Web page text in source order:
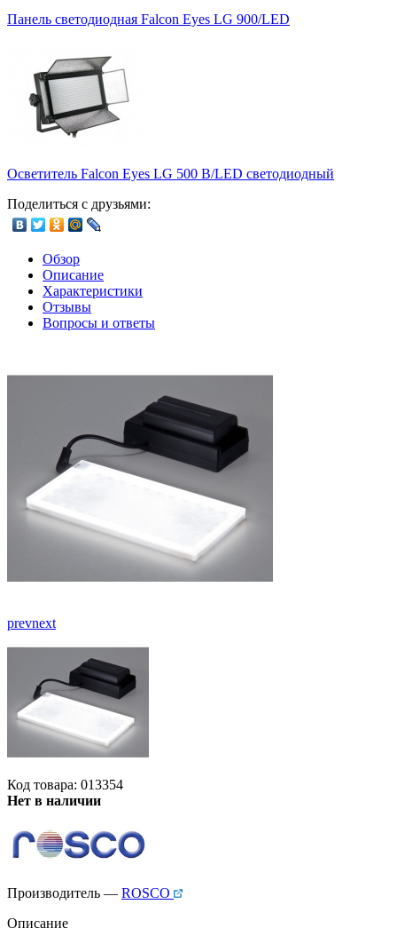
Панель светодиодная Falcon Eyes LG 900/LED
Осветитель Falcon Eyes LG 500 B/LED светодиодный
Поделиться с друзьями:
Обзор
Описание
Характеристики
Отзывы
Вопросы и ответы
prevnext
Код товара: 013354
Нет в наличии
Производитель — ROSCO
Описание